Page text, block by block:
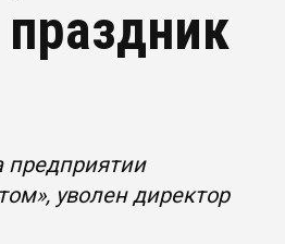
предприятии
уволен директор